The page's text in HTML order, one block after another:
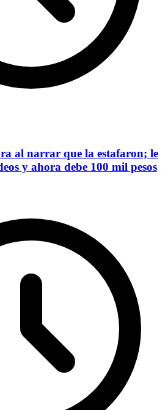
al narrar que la estafaron; le
y ahora debe 100 mil pesos